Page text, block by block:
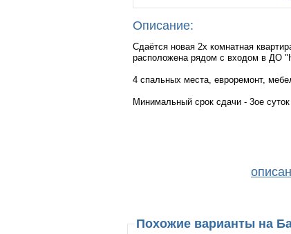
Описание:
Сдаётся новая 2х комнатная
расположена рядом с входом в ДО
4 спальных места, евроремонт,
Минимальный срок сдачи - 3ое суток
Похожие варианты на